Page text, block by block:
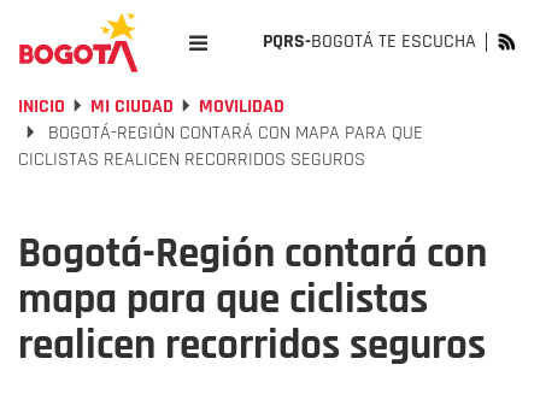
PQRS-BOGOTÁ TE ESCUCHA
INICIO MI CIUDAD
MOVILIDAD
BOGOTÁ-REGIÓN CONTARÁ CON MAPA PARA QUE
CICLISTAS REALICEN RECORRIDOS SEGUROS
Bogotá-Región contará con
mapa para que ciclistas
realicen recorridos seguros